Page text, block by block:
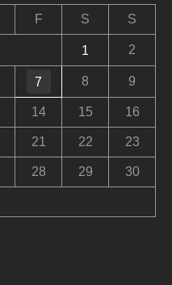
F S S
1 2
7 8 9
14 15 16
21 22 23
28 29 30